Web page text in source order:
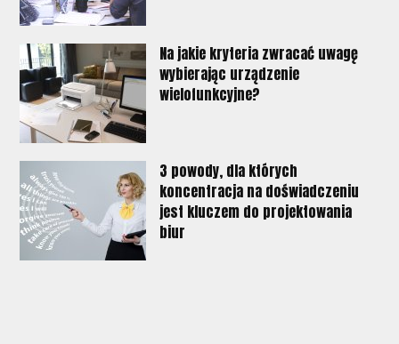
Na jakie kryteria zwracać uwagę
wybierając urządzenie
wielofunkcyjne?
3 powody, dla których
koncentracja na doświadczeniu
jest kluczem do projektowania
biur